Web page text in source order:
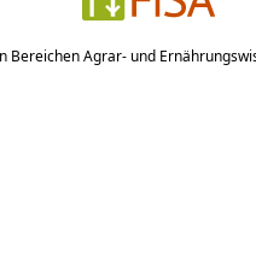
Bereichen Agrar- und